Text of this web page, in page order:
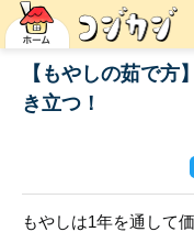
【もやしの茹で方
き立つ！
もやしは1年を通して